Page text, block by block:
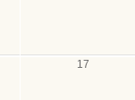
17